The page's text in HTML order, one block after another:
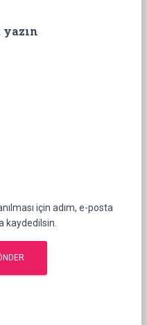
için adım, e-posta
kaydedilsin.